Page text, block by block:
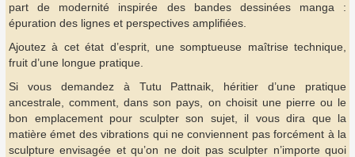
part de modernité inspirée des bandes dessinées manga :
épuration des lignes et perspectives amplifiées.
Ajoutez à cet état d’esprit, une somptueuse maîtrise technique,
fruit d’une longue pratique.
Si vous demandez à Tutu Pattnaik, héritier d’une pratique
ancestrale, comment, dans son pays, on choisit une pierre ou le
bon emplacement pour sculpter son sujet, il vous dira que la
matière émet des vibrations qui ne conviennent pas forcément à la
sculpture envisagée et qu’on ne doit pas sculpter n’importe quoi